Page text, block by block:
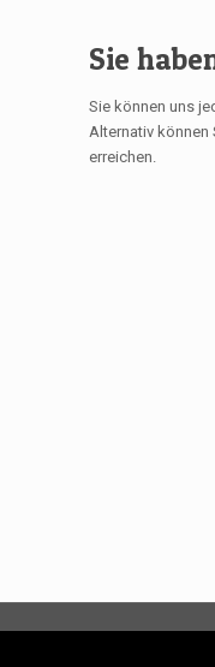
Sie
Sie können uns
Alternativ können
erreichen.